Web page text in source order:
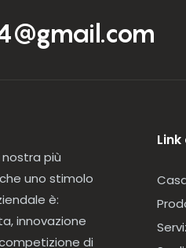
più
uno stimolo
è:
innovazione
di